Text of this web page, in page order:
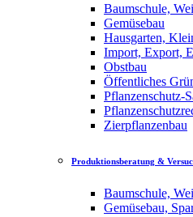
Baumschule,
Gemüsebau
Hausgarten,
Import, Export,
Obstbau
Öffentliches
Pflanzenschutz-
Zierpflanzenbau
Produktionsberatung &
Baumschule,
Gemüsebau,